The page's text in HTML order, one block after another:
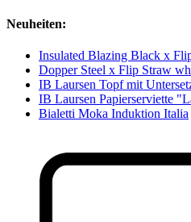
Neuheiten:
Insulated Blazing Black x
Dopper Steel x Flip Straw
IB Laursen Topf mit
IB Laursen Papierserviette
Bialetti Moka Induktion Italia